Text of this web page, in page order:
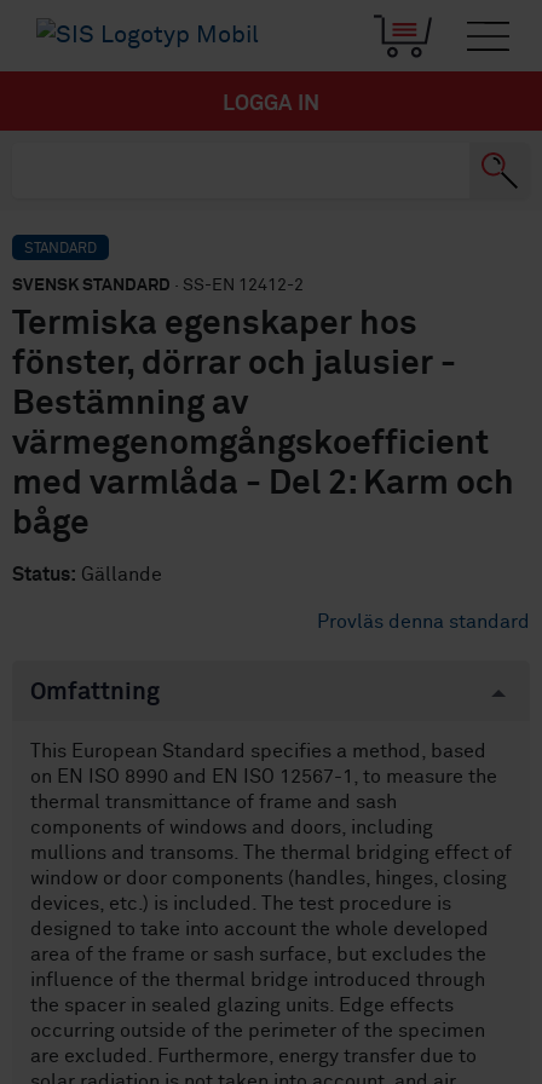
LOGGA IN
STANDARD
SVENSK STANDARD · SS-EN 12412-2
Termiska egenskaper hos
fönster, dörrar och jalusier -
Bestämning av
värmegenomgångskoefficient
med varmlåda - Del 2: Karm och
båge
Status: Gällande
Provläs denna standard
Omfattning
This European Standard specifies a method, based
on EN ISO 8990 and EN ISO 12567-1, to measure the
thermal transmittance of frame and sash
components of windows and doors, including
mullions and transoms. The thermal bridging effect of
window or door components (handles, hinges, closing
devices, etc.) is included. The test procedure is
designed to take into account the whole developed
area of the frame or sash surface, but excludes the
influence of the thermal bridge introduced through
the spacer in sealed glazing units. Edge effects
occurring outside of the perimeter of the specimen
are excluded. Furthermore, energy transfer due to